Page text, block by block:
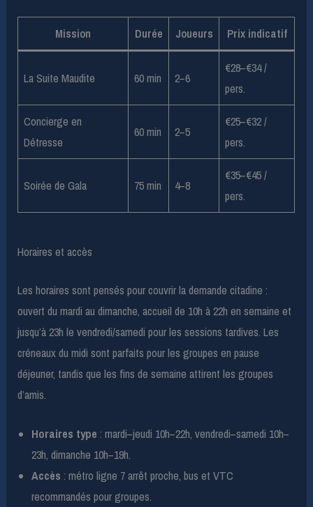
Mission Durée Joueurs Prix indicatif
La Suite Maudite 60 min 2–6
€28–€34 /
pers.
Concierge en
Détresse
60 min 2–5
€25–€32 /
pers.
Soirée de Gala 75 min 4–8
€35–€45 /
pers.
Horaires et accès
Les horaires sont pensés pour couvrir la demande citadine :
ouvert du mardi au dimanche, accueil de 10h à 22h en semaine et
jusqu’à 23h le vendredi/samedi pour les sessions tardives. Les
créneaux du midi sont parfaits pour les groupes en pause
déjeuner, tandis que les fins de semaine attirent les groupes
d’amis.
Horaires type : mardi–jeudi 10h–22h, vendredi–samedi 10h–
23h, dimanche 10h–19h.
Accès : métro ligne 7 arrêt proche, bus et VTC
recommandés pour groupes.